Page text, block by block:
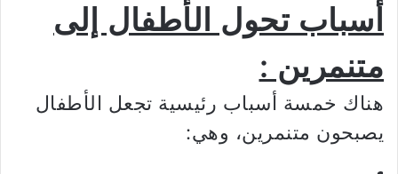
أسباب تحول الأطفال إلى
متنمرين :
هناك خمسة أسباب رئيسية تجعل الأطفال
يصبحون متنمرين، وهي: